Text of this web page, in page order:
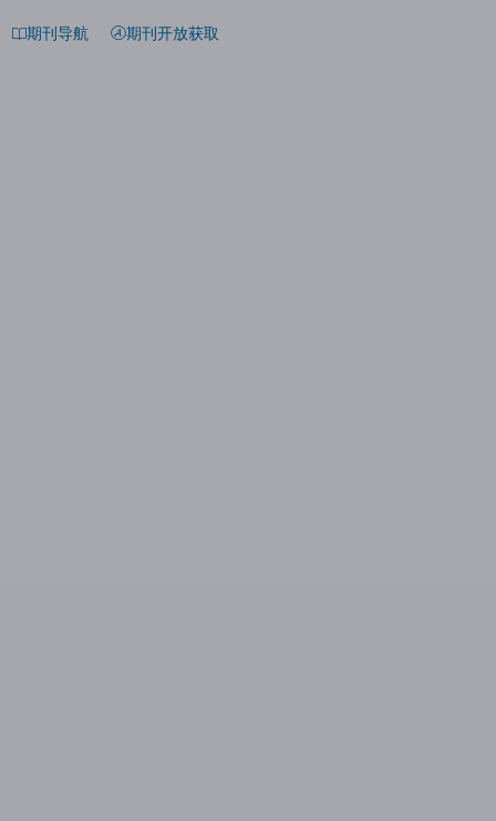
期刊导航 期刊开放获取